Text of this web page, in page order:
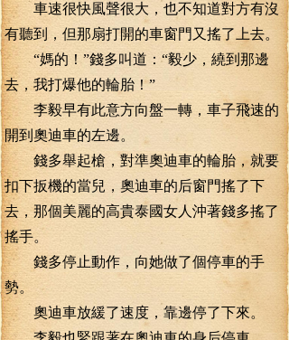
車速很快風聲很大，也不知道對方有沒
有聽到，但那扇打開的車窗門又搖了上去。
“媽的！”錢多叫道：“毅少，繞到那邊
去，我打爆他的輪胎！”
李毅早有此意方向盤一轉，車子飛速的
開到奧迪車的左邊。
錢多舉起槍，對準奧迪車的輪胎，就要
扣下扳機的當兒，奧迪車的后窗門搖了下
去，那個美麗的高貴泰國女人沖著錢多搖了
搖手。
錢多停止動作，向她做了個停車的手
勢。
奧迪車放緩了速度，靠邊停了下來。